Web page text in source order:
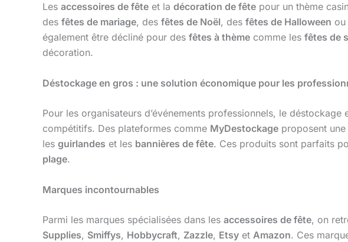
Les accessoires de fête et la décoration de fête pour un thème
des fêtes de mariage, des fêtes de Noël, des fêtes de Halloween
également être décliné pour des fêtes à thème comme les fêtes de
décoration.
Déstockage en gros : une solution économique pour les
Pour les organisateurs d’événements professionnels, le
compétitifs. Des plateformes comme MyDestockage proposent
les guirlandes et les bannières de fête. Ces produits sont parfaits
plage.
Marques incontournables
Parmi les marques spécialisées dans les accessoires de fête, on
Supplies, Smiffys, Hobbycraft, Zazzle, Etsy et Amazon. Ces